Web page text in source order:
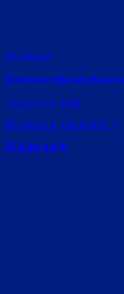
Rate this post
Studio Chụp Hình Cưới Hội An
Tháng 4 20, 2026
Khi chuẩn bị cho ngày [...]
Đã kiểm duyệt